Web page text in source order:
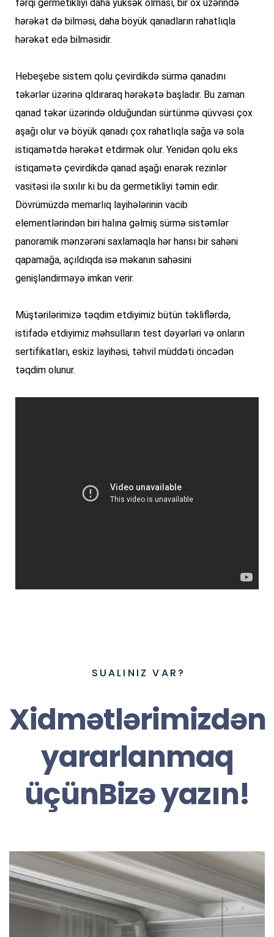
fərqi germetikliyi daha yüksək olması, bir ox üzərində
hərəkət də bilməsi, daha böyük qanadların rahatlıqla
hərəkət edə bilməsidir.
Hebeşebe sistem qolu çevirdikdə sürmə qanadını
təkərlər üzərinə qldıraraq hərəkətə başladır. Bu zaman
qanad təkər üzərində olduğundan sürtünmə qüvvəsi çox
aşağı olur və böyük qanadı çox rahatlıqla sağa və sola
istiqamətdə hərəkət etdirmək olur. Yenidən qolu eks
istiqamətə çevirdikdə qanad aşağı enərək rezinlər
vasitəsi ilə sıxılır ki bu da germetikliyi təmin edir.
Dövrümüzdə memarlıq layihələrinin vacib
elementlərindən biri halına gəlmiş sürmə sistəmlər
panoramik mənzərəni saxlamaqla hər hansı bir sahəni
qapamağa, açıldıqda isə məkanın sahəsini
genişləndirməyə imkan verir.
Müştərilərimizə təqdim etdiyimiz bütün təkliflərdə,
istifadə etdiyimiz məhsulların test dəyərləri və onların
sertifikatları, eskiz layihəsi, təhvil müddəti öncədən
təqdim olunur.
SUALINIZ VAR?
Xidmətlərimizdən
yararlanmaq
üçünBizə yazın!